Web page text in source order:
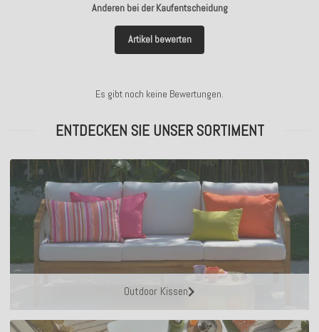
Anderen bei der Kaufentscheidung
Artikel bewerten
Es gibt noch keine Bewertungen.
ENTDECKEN SIE UNSER SORTIMENT
Outdoor Kissen